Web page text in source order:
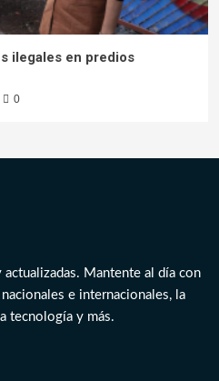
ilegales en predios
0
Mantente al día con
e internacionales, la
tecnología y más.